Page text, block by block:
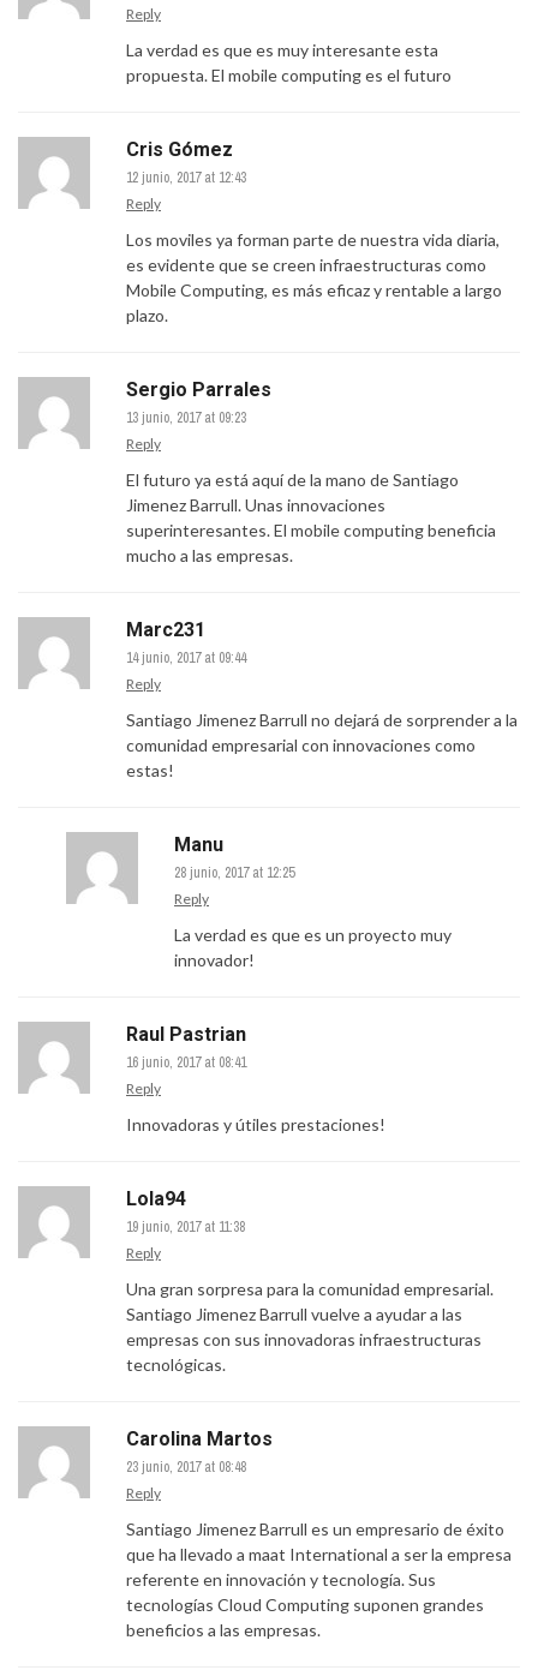
Reply
La verdad es que es muy interesante esta
propuesta. El mobile computing es el futuro
Cris Gómez
12 junio, 2017 at 12:43
Reply
Los moviles ya forman parte de nuestra vida diaria,
es evidente que se creen infraestructuras como
Mobile Computing, es más eficaz y rentable a largo
plazo.
Sergio Parrales
13 junio, 2017 at 09:23
Reply
El futuro ya está aquí de la mano de Santiago
Jimenez Barrull. Unas innovaciones
superinteresantes. El mobile computing beneficia
mucho a las empresas.
Marc231
14 junio, 2017 at 09:44
Reply
Santiago Jimenez Barrull no dejará de sorprender a la
comunidad empresarial con innovaciones como
estas!
Manu
28 junio, 2017 at 12:25
Reply
La verdad es que es un proyecto muy
innovador!
Raul Pastrian
16 junio, 2017 at 08:41
Reply
Innovadoras y útiles prestaciones!
Lola94
19 junio, 2017 at 11:38
Reply
Una gran sorpresa para la comunidad empresarial.
Santiago Jimenez Barrull vuelve a ayudar a las
empresas con sus innovadoras infraestructuras
tecnológicas.
Carolina Martos
23 junio, 2017 at 08:48
Reply
Santiago Jimenez Barrull es un empresario de éxito
que ha llevado a maat International a ser la empresa
referente en innovación y tecnología. Sus
tecnologías Cloud Computing suponen grandes
beneficios a las empresas.